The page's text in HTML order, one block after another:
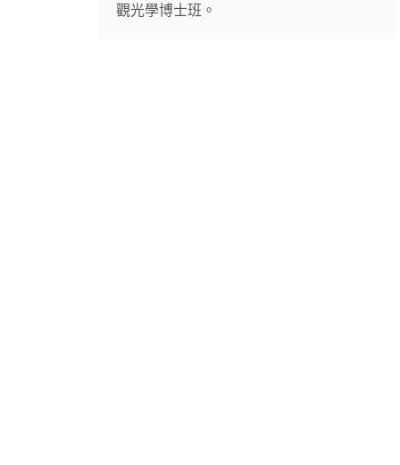
觀光學博士班。